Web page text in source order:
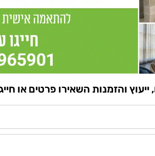
והזמנות השאירו פרטים או חייגו: 077-